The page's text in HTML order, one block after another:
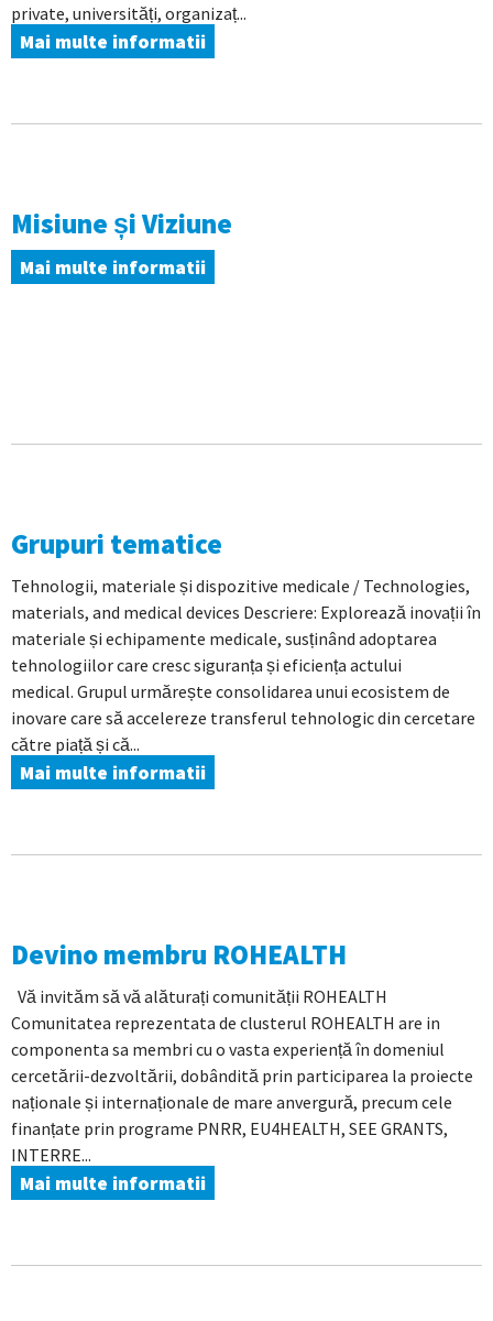
private, universități, organizaț...
Mai multe informatii
Misiune și Viziune
Mai multe informatii
Grupuri tematice
Tehnologii, materiale și dispozitive medicale / Technologies,
materials, and medical devices Descriere: Explorează inovații în
materiale și echipamente medicale, susținând adoptarea
tehnologiilor care cresc siguranța și eficiența actului
medical. Grupul urmărește consolidarea unui ecosistem de
inovare care să accelereze transferul tehnologic din cercetare
către piață și că...
Mai multe informatii
Devino membru ROHEALTH
Vă invităm să vă alăturați comunității ROHEALTH
Comunitatea reprezentata de clusterul ROHEALTH are in
componenta sa membri cu o vasta experiență în domeniul
cercetării-dezvoltării, dobândită prin participarea la proiecte
naționale și internaționale de mare anvergură, precum cele
finanțate prin programe PNRR, EU4HEALTH, SEE GRANTS,
INTERRE...
Mai multe informatii